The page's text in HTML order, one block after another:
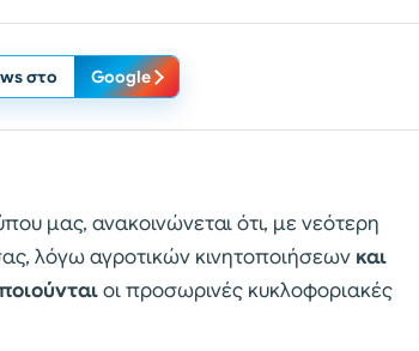
στο Google
μας, ανακοινώνεται ότι, με νεότερη
λόγω αγροτικών κινητοποιήσεων και
οι προσωρινές κυκλοφοριακές